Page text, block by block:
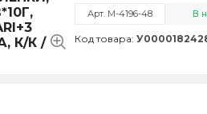
Арт. M-4196-48 В
Код товара: